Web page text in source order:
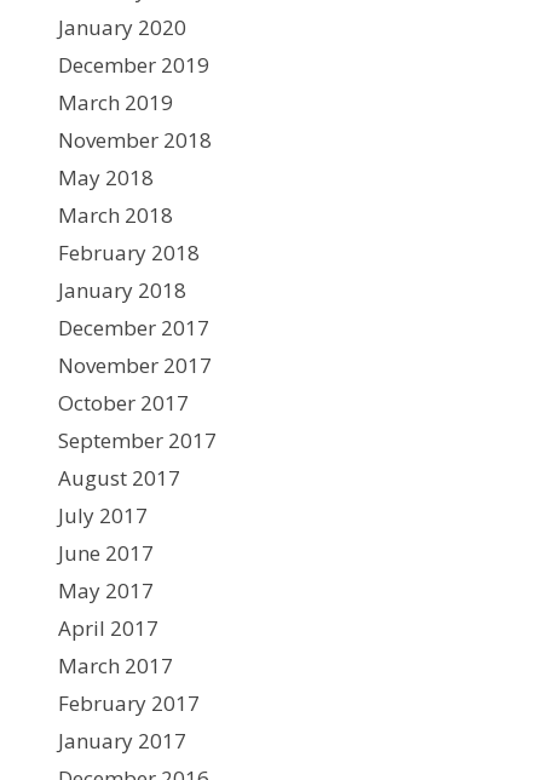
January 2020
December 2019
March 2019
November 2018
May 2018
March 2018
February 2018
January 2018
December 2017
November 2017
October 2017
September 2017
August 2017
July 2017
June 2017
May 2017
April 2017
March 2017
February 2017
January 2017